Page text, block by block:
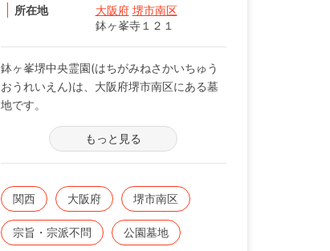
所在地 大阪府 堺市南区
鉢ヶ峯寺１２１
鉢ヶ峯堺中央霊園(はちがみねさかいちゅう
おうれいえん)は、大阪府堺市南区にある墓
地です。
鉢ヶ峯堺中央霊園は、堺市民の憩いの公園墓
地として広大な敷地と長い歴史を誇ります。
◆堺中央霊園に稀少価値のある新設霊園とし
て堺市民のみならず他地域の方にも大変ご好
もっと見る
関西 大阪府 堺市南区
宗旨・宗派不問 公園墓地